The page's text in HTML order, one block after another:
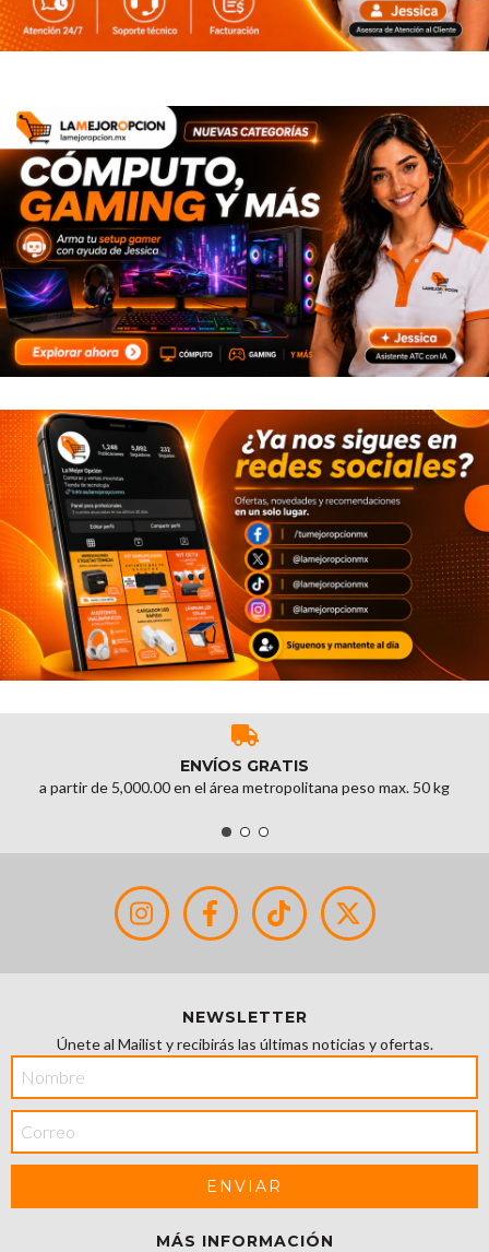
ENVÍOS GRATIS
a partir de 5,000.00 en el área metropolitana peso max. 50 kg
NEWSLETTER
Únete al Mailist y recibirás las últimas noticias y ofertas.
MÁS INFORMACIÓN